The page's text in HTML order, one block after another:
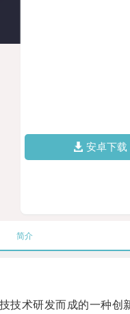
安卓下载
简介
术研发而成的一种创